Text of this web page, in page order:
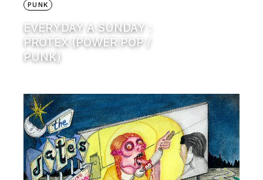
PUNK
EVERYDAY A SUNDAY :
PROTEX (POWER POP /
PUNK)